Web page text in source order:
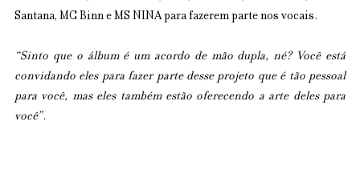
Santana, MC Binn e MS NINA para fazerem parte nos vocais.
“Sinto que o álbum é um acordo de mão dupla, né? Você está
convidando eles para fazer parte desse projeto que é tão pessoal
para você, mas eles também estão oferecendo a arte deles para
você”.